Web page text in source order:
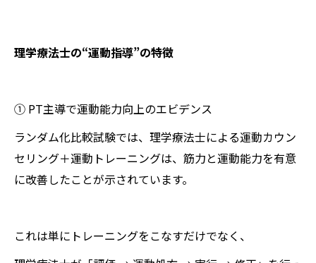
理学療法士の“運動指導”の特徴
① PT主導で運動能力向上のエビデンス
ランダム化比較試験では、理学療法士による運動カウン
セリング＋運動トレーニングは、筋力と運動能力を有意
に改善したことが示されています。
これは単にトレーニングをこなすだけでなく、